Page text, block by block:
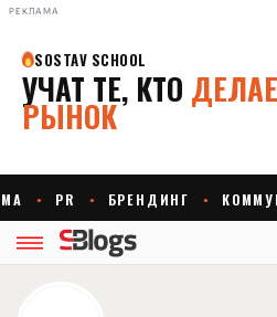
РЕКЛАМА